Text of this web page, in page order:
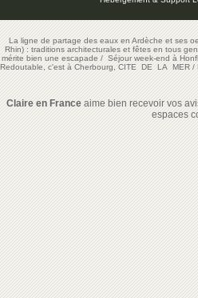
La ligne de partage des eaux en Ardèche et ses
Rhin) : traditions architecturales et fêtes en tous
mérite bien une escapade/Séjour week-end à
Redoutable, c'est à Cherbourg, CITE DE LA MER/
Claire en Franceaime bien recevoir vos
espaces